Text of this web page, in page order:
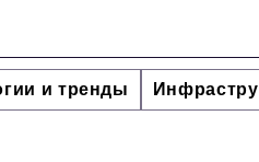
и тренды